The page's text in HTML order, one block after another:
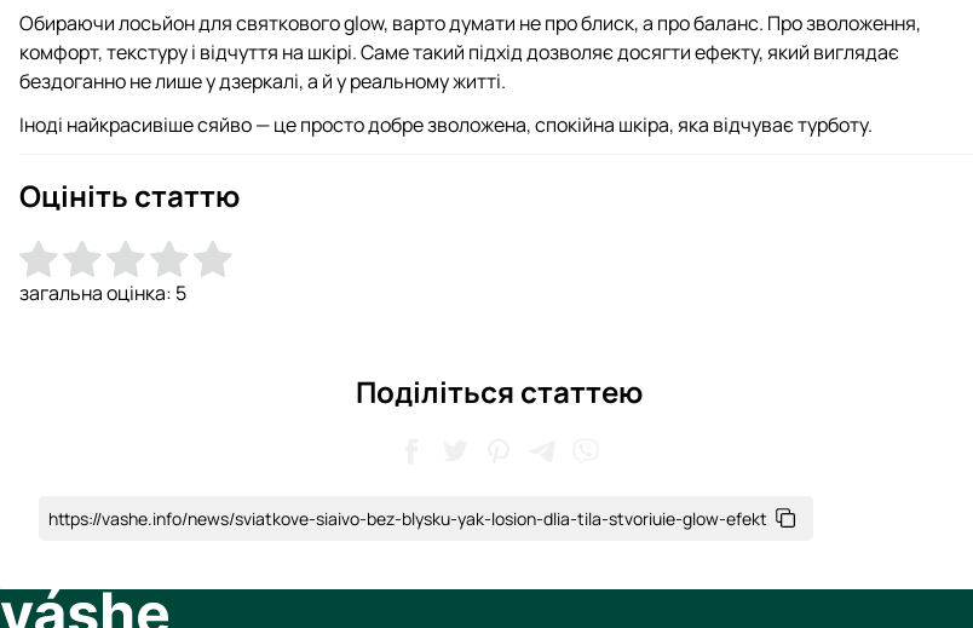
Обираючи лосьйон для святкового glow, варто думати не про блиск, а про баланс. Про зволоження,
комфорт, текстуру і відчуття на шкірі. Саме такий підхід дозволяє досягти ефекту, який виглядає
бездоганно не лише у дзеркалі, а й у реальному житті.
Іноді найкрасивіше сяйво — це просто добре зволожена, спокійна шкіра, яка відчуває турботу.
Оцініть статтю
загальна оцінка: 5
Поділіться статтею
https://vashe.info/news/sviatkove-siaivo-bez-blysku-yak-losion-dlia-tila-stvoriuie-glow-efekt